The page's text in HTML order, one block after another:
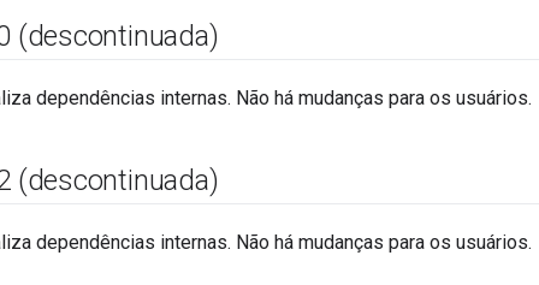
(descontinuada)
dependências internas. Não há mudanças para os usuários.
(descontinuada)
dependências internas. Não há mudanças para os usuários.